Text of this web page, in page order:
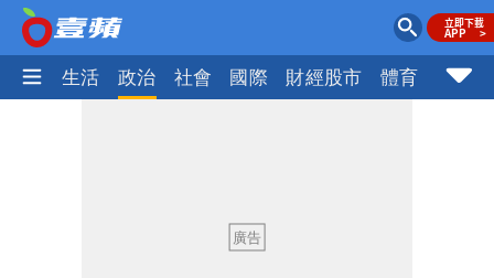
尚 生活 政治 社會 國際 財經股市 體育 壹蘋
影曝 網驚覺不對
泰國校園爆槍響！2師中彈亡20人傷 槍